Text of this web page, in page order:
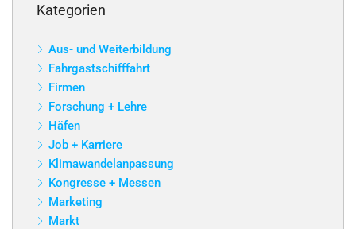
Kategorien
Aus- und Weiterbildung
Fahrgastschifffahrt
Firmen
Forschung + Lehre
Häfen
Job + Karriere
Klimawandelanpassung
Kongresse + Messen
Marketing
Markt